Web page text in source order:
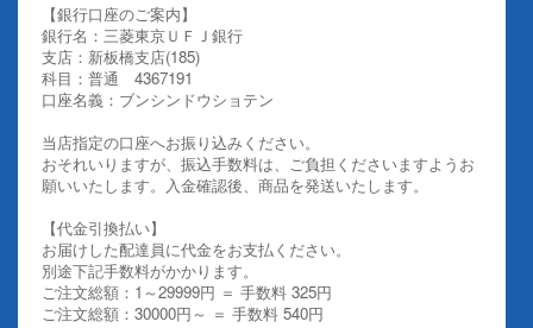
【銀行口座のご案内】
銀行名：三菱東京ＵＦＪ銀行
支店：新板橋支店(185)
科目：普通 4367191
口座名義：ブンシンドウショテン
当店指定の口座へお振り込みください。
おそれいりますが、振込手数料は、ご負担くださいますようお
願いいたします。入金確認後、商品を発送いたします。
【代金引換払い】
お届けした配達員に代金をお支払ください。
別途下記手数料がかかります。
ご注文総額：1～29999円 ＝ 手数料 325円
ご注文総額：30000円～ ＝ 手数料 540円